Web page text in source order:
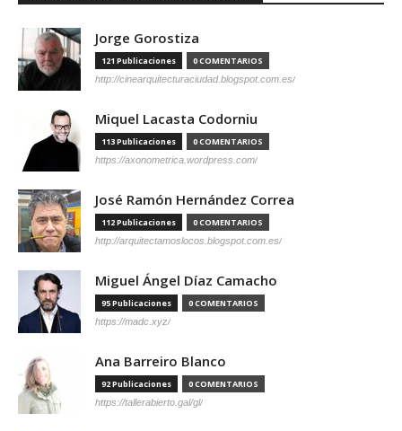
Jorge Gorostiza
121 Publicaciones 0 COMENTARIOS
http://cinearquitecturaciudad.blogspot.com.es/
Miquel Lacasta Codorniu
113 Publicaciones 0 COMENTARIOS
https://axonometrica.wordpress.com/
José Ramón Hernández Correa
112 Publicaciones 0 COMENTARIOS
http://arquitectamoslocos.blogspot.com.es/
Miguel Ángel Díaz Camacho
95 Publicaciones 0 COMENTARIOS
https://madc.xyz/
Ana Barreiro Blanco
92 Publicaciones 0 COMENTARIOS
https://tallerabierto.gal/gl/